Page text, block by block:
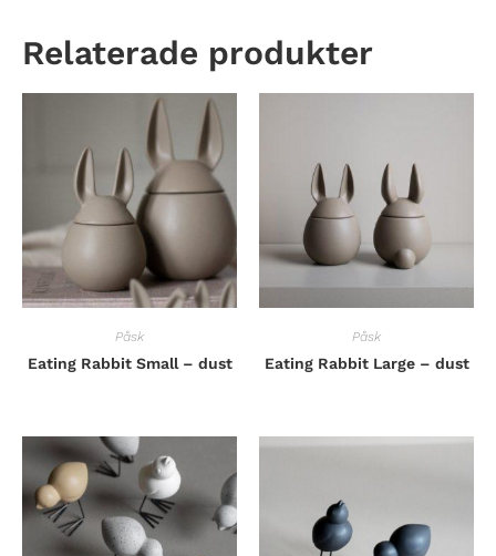
Relaterade produkter
Påsk
Eating Rabbit Small – dust
Påsk
Eating Rabbit Large – dust